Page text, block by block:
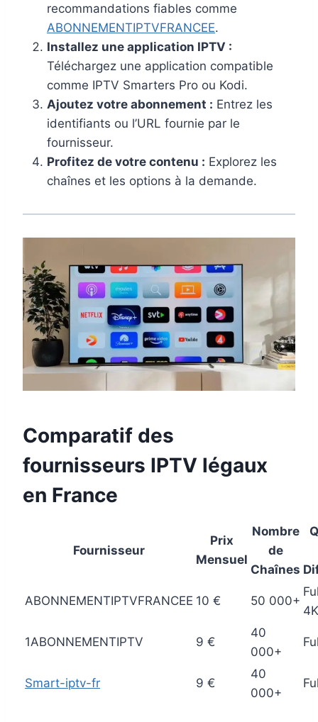
recommandations fiables comme
ABONNEMENTIPTVFRANCEE.
Installez une application IPTV :
Téléchargez une application compatible
comme IPTV Smarters Pro ou Kodi.
Ajoutez votre abonnement : Entrez les
identifiants ou l’URL fournie par le
fournisseur.
Profitez de votre contenu : Explorez les
chaînes et les options à la demande.
Comparatif des
fournisseurs IPTV légaux
en France
Fournisseur
Prix
Mensuel
Nombre
de
Chaînes
ABONNEMENTIPTVFRANCEE 10 € 50 000+
4K
1ABONNEMENTIPTV 9 €
40
000+
Smart-iptv-fr 9 €
40
000+